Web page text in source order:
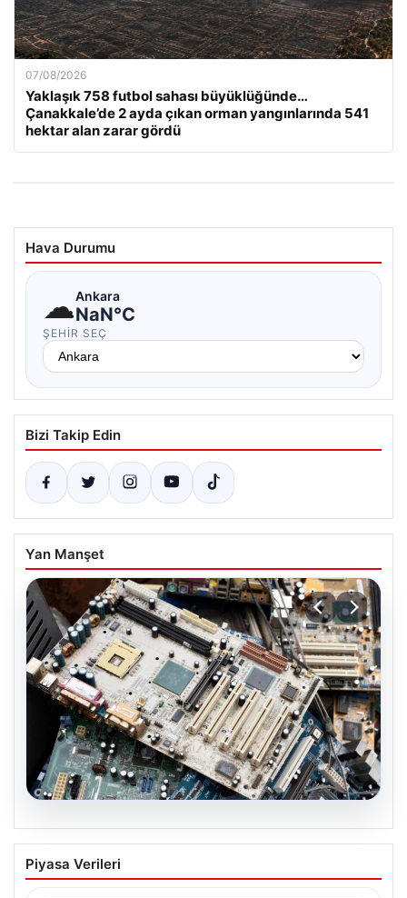
07/08/2026
Yaklaşık 758 futbol sahası büyüklüğünde…
Çanakkale’de 2 ayda çıkan orman yangınlarında 541
hektar alan zarar gördü
Hava Durumu
☁Ankara
NaN°C
ŞEHIR SEÇ
Bizi Takip Edin
Yan Manşet
08.08.2026
Profesyonel IT Yönetimi ile
Sürdürülebilir Hizmetleri
Piyasa Verileri